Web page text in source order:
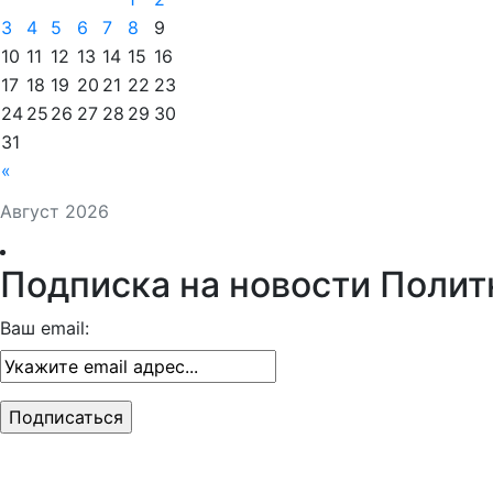
Август 2026
«
3
4 5 6 7 8
9
10 11 12 13 14 15 16
17 18 19 20 21 22 23
24 25 26 27 28 29 30
31
Подписка на новости
Ваш email: